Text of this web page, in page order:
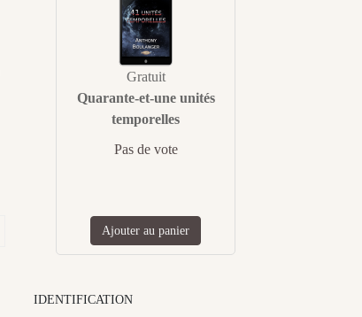
Gratuit
Quarante-et-une unités
temporelles
Pas de vote
Ajouter au panier
IDENTIFICATION